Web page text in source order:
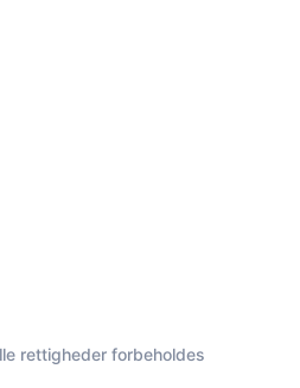
rettigheder forbeholdes